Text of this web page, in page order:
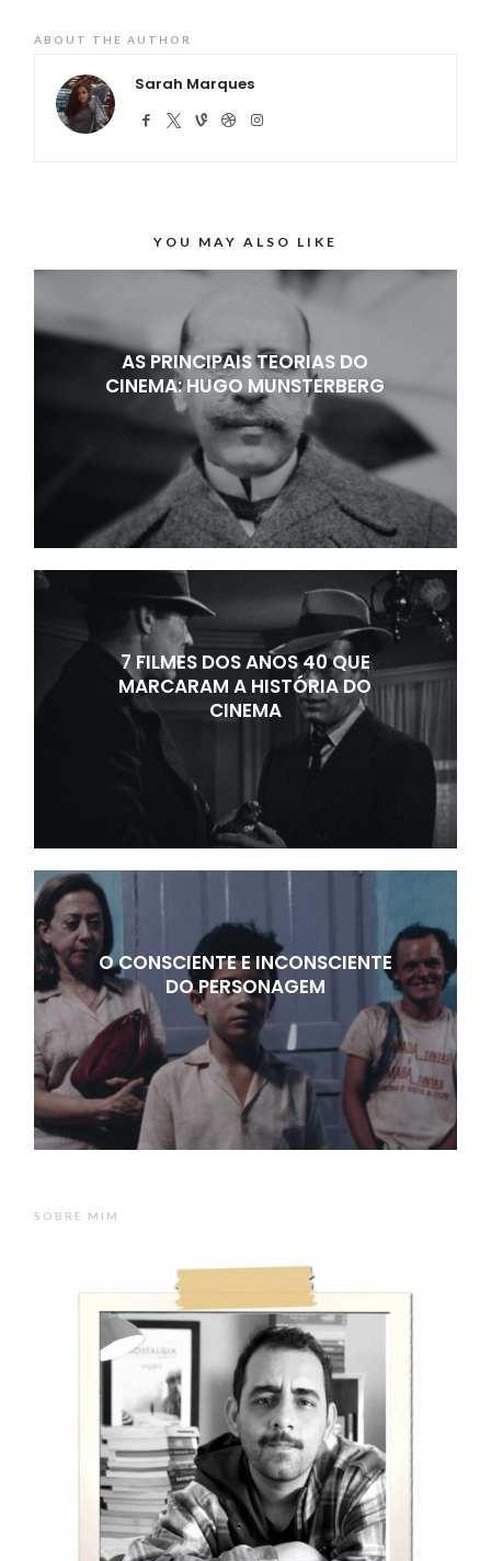
ABOUT THE AUTHOR
Sarah Marques
YOU MAY ALSO LIKE
AS PRINCIPAIS TEORIAS DO
CINEMA: HUGO MUNSTERBERG
7 FILMES DOS ANOS 40 QUE
MARCARAM A HISTÓRIA DO
CINEMA
O CONSCIENTE E INCONSCIENTE
DO PERSONAGEM
SOBRE MIM